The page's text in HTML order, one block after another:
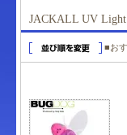
JACKALL UV Light
■お